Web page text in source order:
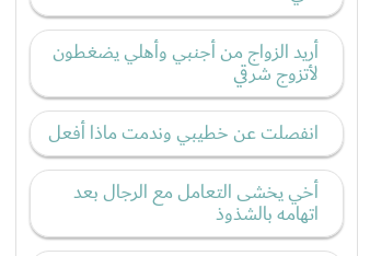
أريد الزواج من أجنبي وأهلي يضغطون
لأتزوج شرقي
انفصلت عن خطيبي وندمت ماذا أفعل
أخي يخشى التعامل مع الرجال بعد
اتهامه بالشذوذ